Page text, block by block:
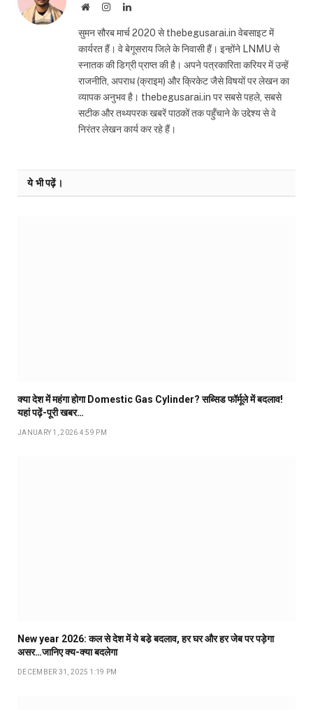
WebsiteInstagramLinkedIn
सुमन सौरब मार्च 2020 से thebegusarai.in वेबसाइट में
कार्यरत हैं। वे बेगूसराय जिले के निवासी हैं। इन्होंने LNMU से
स्नातक की डिग्री प्राप्त की है। अपने पत्रकारिता करियर में उन्हें
राजनीति, अपराध (क्राइम) और क्रिकेट जैसे विषयों पर लेखन का
व्यापक अनुभव है। thebegusarai.in पर सबसे पहले, सबसे
सटीक और तथ्यपरक खबरें पाठकों तक पहुँचाने के उद्देश्य से वे
निरंतर लेखन कार्य कर रहे हैं।
ये भी पढ़ें।
क्या देश में महंगा होगा Domestic Gas Cylinder? सब्सिड फॉर्मूले में बदलाव!
यहां पढ़ें-पूरी खबर…
JANUARY 1, 2026 4:59 PM
New year 2026: कल से देश में ये बडे़ बदलाव, हर घर और हर जेब पर पड़ेगा
असर…जानिए क्य-क्या बदलेगा
DECEMBER 31, 2025 1:19 PM